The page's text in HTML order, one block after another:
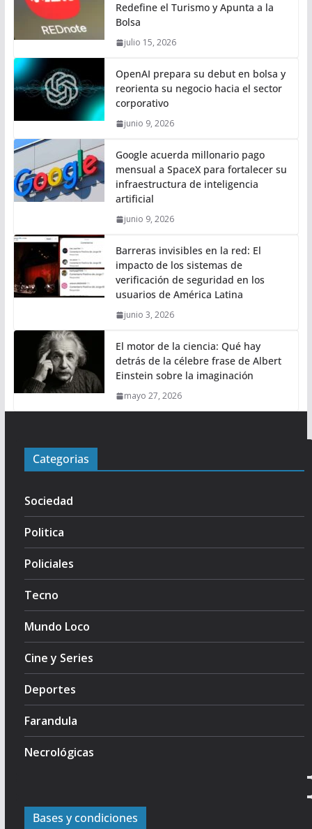
Redefine el Turismo y Apunta a la
Bolsa
julio 15, 2026
OpenAI prepara su debut en bolsa y
reorienta su negocio hacia el sector
corporativo
junio 9, 2026
Google acuerda millonario pago
mensual a SpaceX para fortalecer su
infraestructura de inteligencia
artificial
junio 9, 2026
Barreras invisibles en la red: El
impacto de los sistemas de
verificación de seguridad en los
usuarios de América Latina
junio 3, 2026
El motor de la ciencia: Qué hay
detrás de la célebre frase de Albert
Einstein sobre la imaginación
mayo 27, 2026
Categorias
Sociedad
Politica
Policiales
Tecno
Mundo Loco
Cine y Series
Deportes
Farandula
Necrológicas
Bases y condiciones